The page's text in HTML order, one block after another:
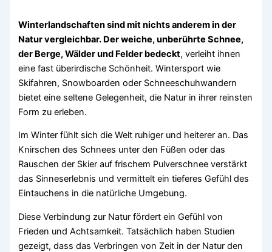
Winterlandschaften sind mit nichts anderem in der
Natur vergleichbar. Der weiche, unberührte Schnee,
der Berge, Wälder und Felder bedeckt, verleiht ihnen
eine fast überirdische Schönheit. Wintersport wie
Skifahren, Snowboarden oder Schneeschuhwandern
bietet eine seltene Gelegenheit, die Natur in ihrer reinsten
Form zu erleben.
Im Winter fühlt sich die Welt ruhiger und heiterer an. Das
Knirschen des Schnees unter den Füßen oder das
Rauschen der Skier auf frischem Pulverschnee verstärkt
das Sinneserlebnis und vermittelt ein tieferes Gefühl des
Eintauchens in die natürliche Umgebung.
Diese Verbindung zur Natur fördert ein Gefühl von
Frieden und Achtsamkeit. Tatsächlich haben Studien
gezeigt, dass das Verbringen von Zeit in der Natur den